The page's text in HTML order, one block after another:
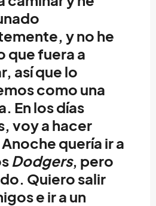
y no he
que fuera a
así que lo
como una
En los días
voy a hacer
quería ir a
Dodgers, pero
Quiero salir
e ir a un